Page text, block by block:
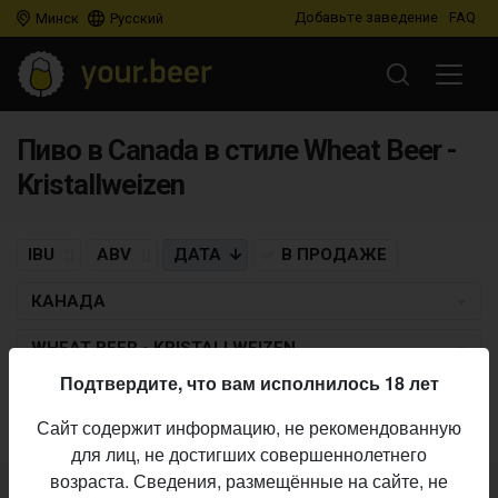
Минск Русский Добавьте заведение FAQ
Пиво в Canada в стиле Wheat Beer -
Kristallweizen
IBU ABV ДАТА В ПРОДАЖЕ
КАНАДА
WHEAT BEER - KRISTALLWEIZEN
Пиво по заданным критериям не найдено
Подтвердите, что вам исполнилось 18 лет
Сайт содержит информацию, не рекомендованную
для лиц, не достигших совершеннолетнего
возраста. Сведения, размещённые на сайте, не